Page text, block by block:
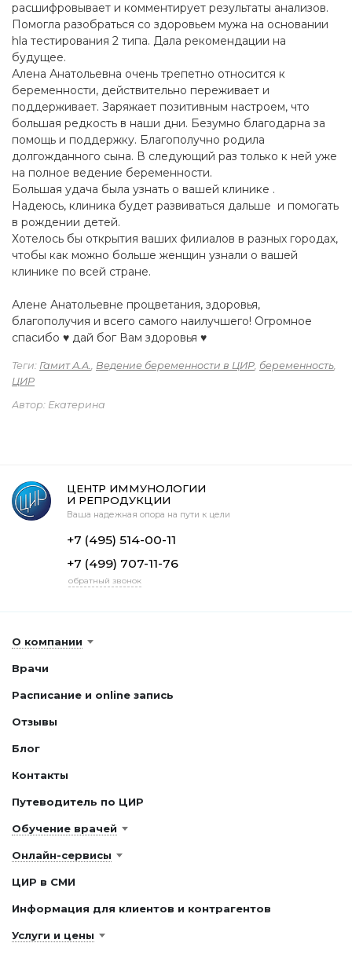
расшифровывает и комментирует результаты анализов.
Помогла разобраться со здоровьем мужа на основании
hla тестирования 2 типа. Дала рекомендации на
будущее.
Алена Анатольевна очень трепетно относится к
беременности, действительно переживает и
поддерживает. Заряжает позитивным настроем, что
большая редкость в наши дни. Безумно благодарна за
помощь и поддержку. Благополучно родила
долгожданного сына. В следующий раз только к ней уже
на полное ведение беременности.
Большая удача была узнать о вашей клинике .
Надеюсь, клиника будет развиваться дальше и помогать
в рождении детей.
Хотелось бы открытия ваших филиалов в разных городах,
чтобы как можно больше женщин узнали о вашей
клинике по всей стране.
Алене Анатольевне процветания, здоровья,
благополучия и всего самого наилучшего! Огромное
спасибо ♥️ дай бог Вам здоровья ♥️
Теги: Гамит А.А., Ведение беременности в ЦИР, беременность,
ЦИР
Автор: Екатерина
ЦЕНТР ИММУНОЛОГИИ
И РЕПРОДУКЦИИ
Ваша надежная опора на пути к цели
+7 (495) 514-00-11
+7 (499) 707-11-76
обратный звонок
О компании
Врачи
Расписание и online запись
Отзывы
Блог
Контакты
Путеводитель по ЦИР
Обучение врачей
Онлайн-сервисы
ЦИР в СМИ
Информация для клиентов и контрагентов
Услуги и цены